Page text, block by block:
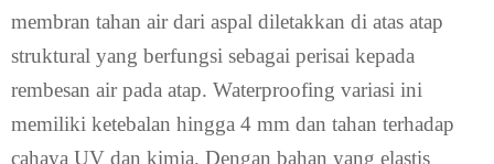
membran tahan air dari aspal diletakkan di atas atap
struktural yang berfungsi sebagai perisai kepada
rembesan air pada atap. Waterproofing variasi ini
memiliki ketebalan hingga 4 mm dan tahan terhadap
cahaya UV dan kimia. Dengan bahan yang elastis